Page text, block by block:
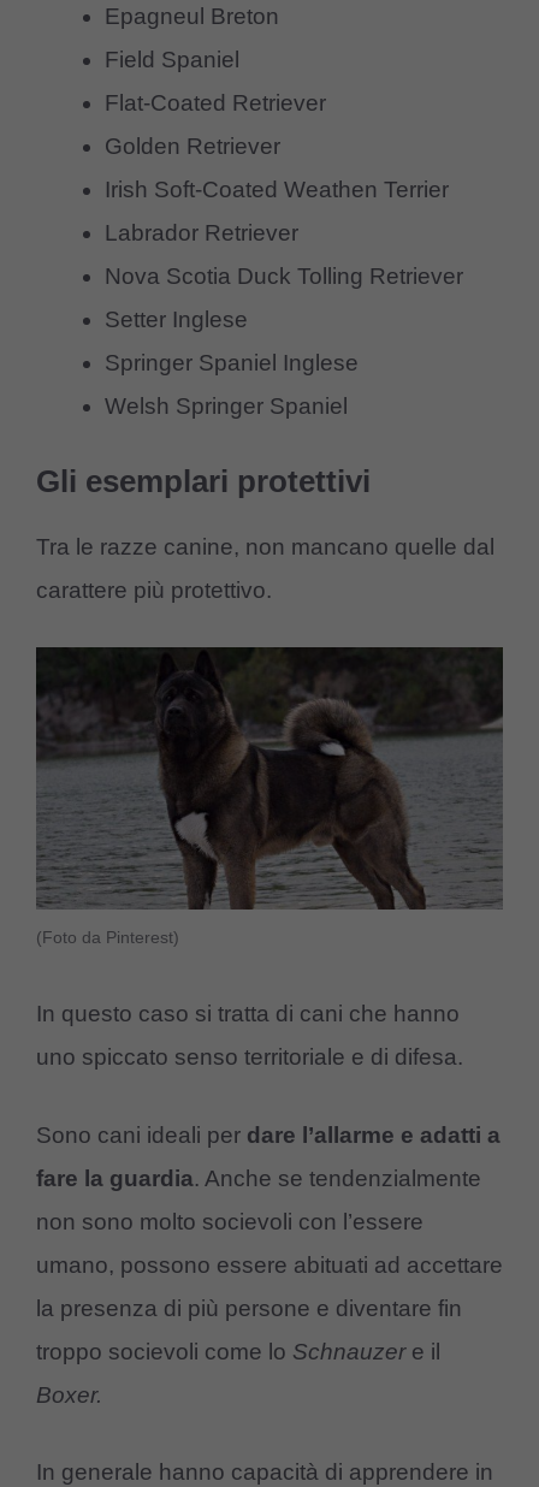
Epagneul Breton
Field Spaniel
Flat-Coated Retriever
Golden Retriever
Irish Soft-Coated Weathen Terrier
Labrador Retriever
Nova Scotia Duck Tolling Retriever
Setter Inglese
Springer Spaniel Inglese
Welsh Springer Spaniel
Gli esemplari protettivi
Tra le razze canine, non mancano quelle dal
carattere più protettivo.
(Foto da Pinterest)
In questo caso si tratta di cani che hanno
uno spiccato senso territoriale e di difesa.
Sono cani ideali per dare l’allarme e adatti a
fare la guardia. Anche se tendenzialmente
non sono molto socievoli con l’essere
umano, possono essere abituati ad accettare
la presenza di più persone e diventare fin
troppo socievoli come lo Schnauzere il
Boxer.
In generale hanno capacità di apprendere in